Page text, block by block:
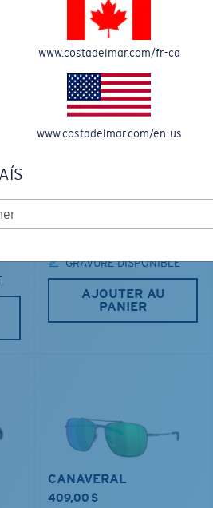
conçues pour chaque aventure
sur l’eau
LOS ALIJOS
GRAVURE DISPONIBLE
AJOUTER AU
PANIER
CANAVERAL
409,00 $
www.costadelmar.com/fr-ca
www.costadelmar.com/en-us